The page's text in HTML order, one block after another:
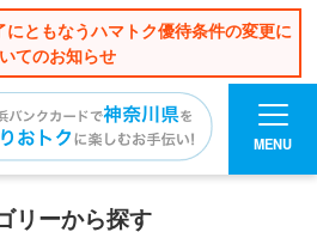
ともなうハマトク優待条件の変更に
てのお知らせ
MENU
リーから探す